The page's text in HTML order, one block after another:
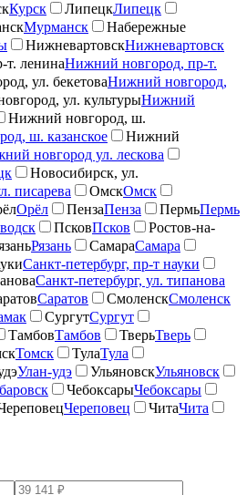
Курск ЛипецкЛипецк
Мурманск
Набережные
НижневартовскНижневартовск
ленинаНижний новгород, пр-т.
ул. бекетоваНижний новгород,
ул. культурыНижний
Нижний новгород, ш.
ш. казанское
Нижний
новгород ул. лескова
Новосибирск, ул.
писарева ОмскОмск
Орёл ПензаПенза ПермьПермь
ПсковПсков
Ростов-на-
Рязань СамараСамара
Санкт-петербург, пр-т науки
Санкт-петербург, ул. типанова
Саратов СмоленскСмоленск
СургутСургут
ТамбовТамбов ТверьТверь
Томск ТулаТула
Улан-удэ УльяновскУльяновск
ЧебоксарыЧебоксары
Череповец ЧитаЧита